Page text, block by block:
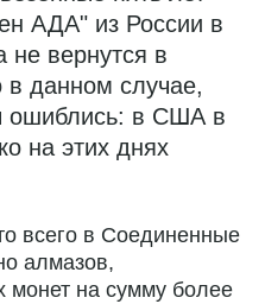
АДА" из России в
не вернутся в
в данном случае,
ошиблись: в США в
на этих днях
всего в Соединенные
алмазов,
монет на сумму более